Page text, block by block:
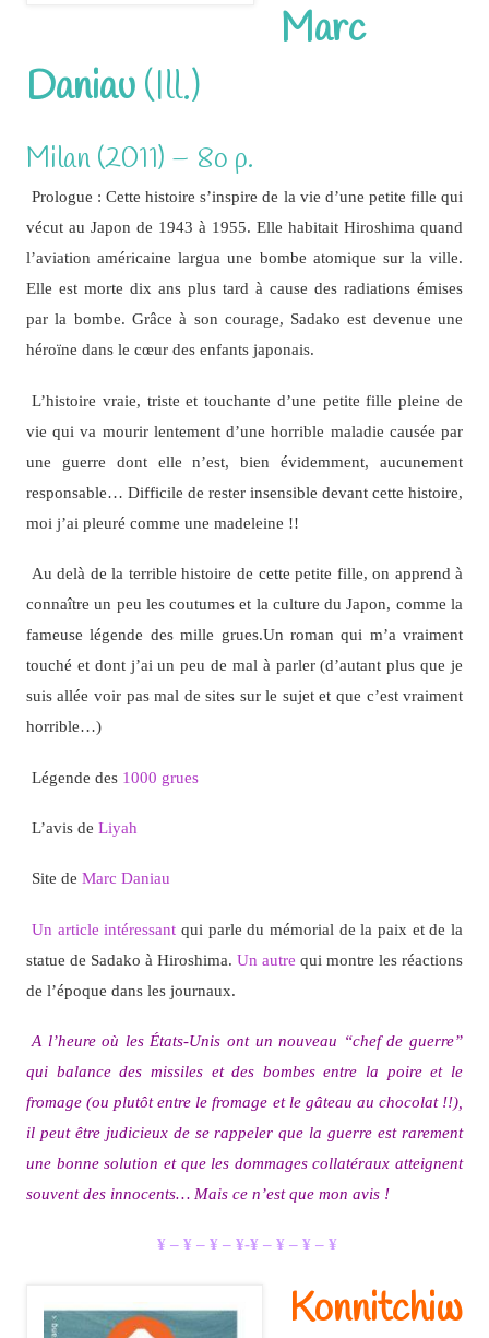
Marc
Daniau(Ill.)
Milan (2011) – 8o p.
Prologue : Cette histoire s’inspire de la vie d’une petite fille qui
vécut au Japon de 1943 à 1955. Elle habitait Hiroshima quand
l’aviation américaine largua une bombe atomique sur la ville.
Elle est morte dix ans plus tard à cause des radiations émises
par la bombe. Grâce à son courage, Sadako est devenue une
héroïne dans le cœur des enfants japonais.
L’histoire vraie, triste et touchante d’une petite fille pleine de
vie qui va mourir lentement d’une horrible maladie causée par
une guerre dont elle n’est, bien évidemment, aucunement
responsable… Difficile de rester insensible devant cette histoire,
moi j’ai pleuré comme une madeleine !!
Au delà de la terrible histoire de cette petite fille, on apprend à
connaître un peu les coutumes et la culture du Japon, comme la
fameuse légende des mille grues.Un roman qui m’a vraiment
touché et dont j’ai un peu de mal à parler (d’autant plus que je
suis allée voir pas mal de sites sur le sujet et que c’est vraiment
horrible…)
Légende des1000 grues
L’avis de Liyah
Site de Marc Daniau
Un article intéressant qui parle du mémorial de la paix et de la
statue de Sadako à Hiroshima. Un autre qui montre les réactions
de l’époque dans les journaux.
A l’heure où les États-Unis ont un nouveau “chef de guerre”
qui balance des missiles et des bombes entre la poire et le
fromage (ou plutôt entre le fromage et le gâteau au chocolat !!),
il peut être judicieux de se rappeler que la guerre est rarement
une bonne solution et que les dommages collatéraux atteignent
souvent des innocents… Mais ce n’est que mon avis !
¥ – ¥ – ¥ – ¥-¥ – ¥ – ¥ – ¥
Konnitchiw